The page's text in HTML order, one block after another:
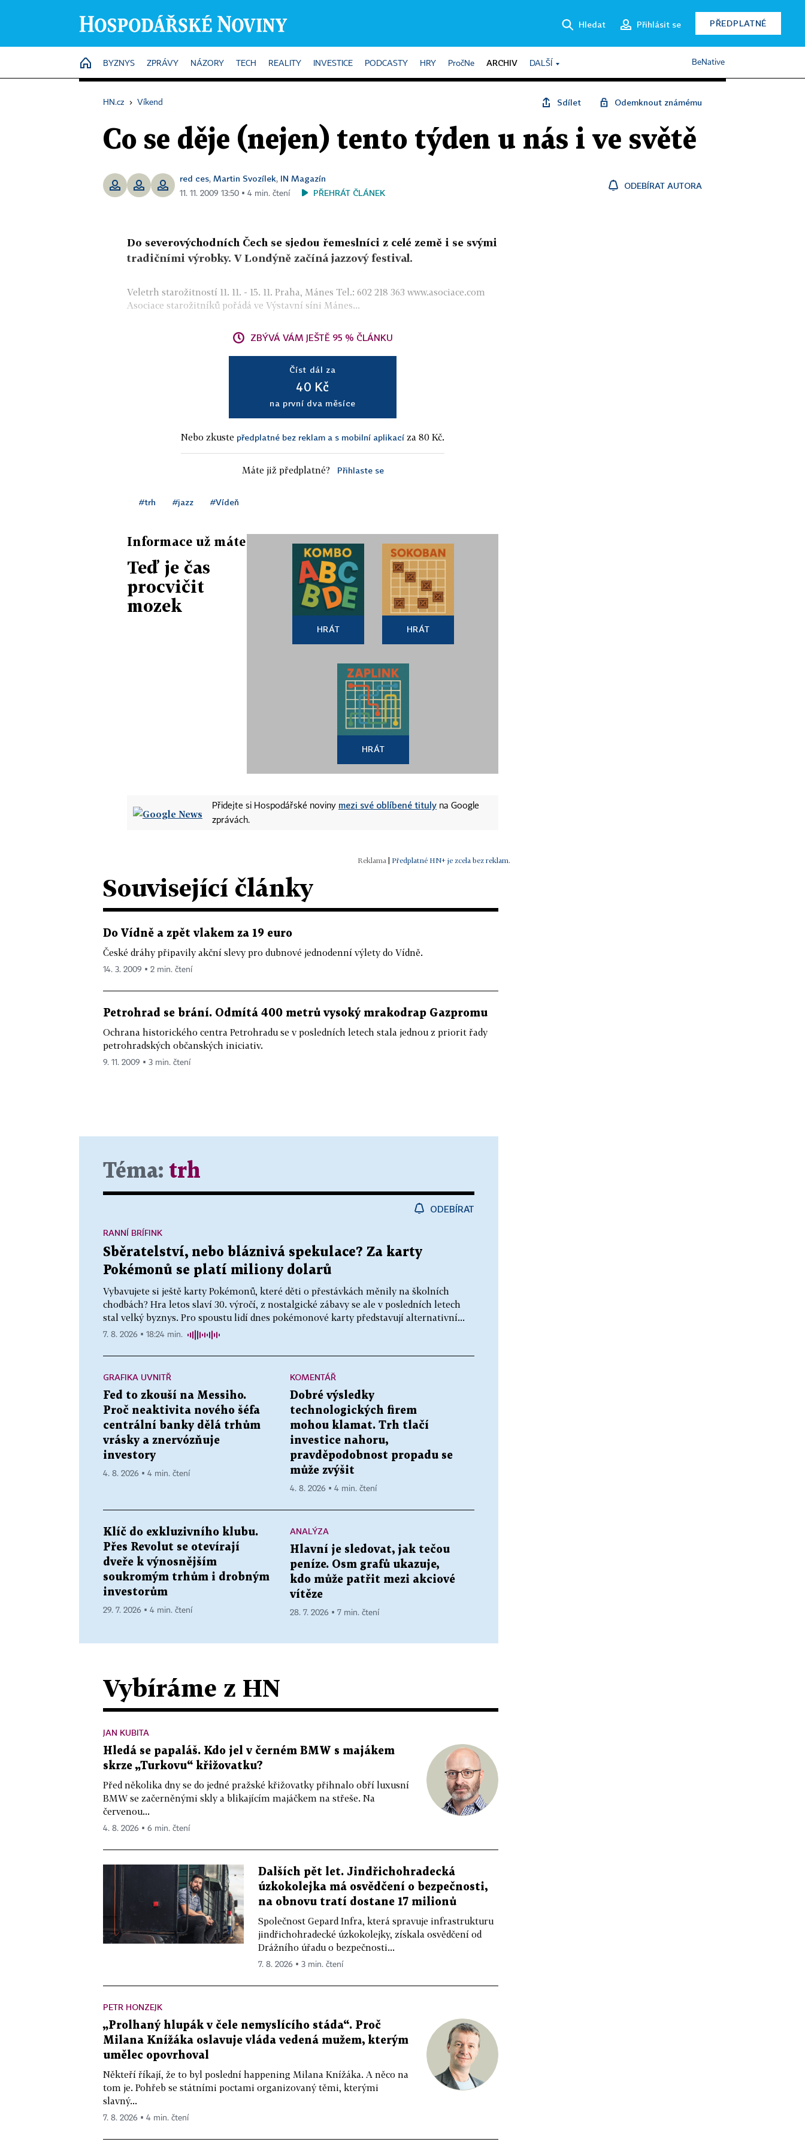
Hledat Přihlásit se PŘEDPLATNÉ
HOME
BYZNYS ZPRÁVY NÁZORY TECH REALITY INVESTICE PODCASTY HRY PročNe ARCHIV DALŠÍ BeNative
HN.cz › Víkend Sdílet Odemknout známému
Co se děje (nejen) tento týden u nás i ve světě
red ces, Martin Svozílek, IN Magazín
11. 11. 2009 13:50 ▪ 4 min. čtení PŘEHRÁT ČLÁNEK
ODEBÍRAT AUTORA
Do severovýchodních Čech se sjedou řemeslníci z celé země i se svými
tradičními výrobky. V Londýně začíná jazzový festival.
Veletrh starožitností 11. 11. - 15. 11. Praha, Mánes Tel.: 602 218 363 www.asociace.com
Asociace starožitníků pořádá ve Výstavní síni Mánes...
ZBÝVÁ VÁM JEŠTĚ 95 % ČLÁNKU
Číst dál za
40 Kč
na první dva měsíce
Nebo zkuste předplatné bez reklam a s mobilní aplikací za 80 Kč.
Máte již předplatné? Přihlaste se
#trh #jazz #Vídeň
Informace už máte
Teď je čas
procvičit
mozek
HRÁT HRÁT
HRÁT
Přidejte si Hospodářské noviny mezi své oblíbené tituly na Google
zprávách.
Předplatné HN+ je zcela bez reklam.
Související články
Do Vídně a zpět vlakem za 19 euro
České dráhy připavily akční slevy pro dubnové jednodenní výlety do Vídně.
14. 3. 2009 ▪ 2 min. čtení
Petrohrad se brání. Odmítá 400 metrů vysoký mrakodrap Gazpromu
Ochrana historického centra Petrohradu se v posledních letech stala jednou z priorit řady
petrohradských občanských iniciativ.
9. 11. 2009 ▪ 3 min. čtení
Téma: trh
ODEBÍRAT
Sběratelství, nebo bláznivá spekulace? Za karty
Pokémonů se platí miliony dolarů
Vybavujete si ještě karty Pokémonů, které děti o přestávkách měnily na školních
chodbách? Hra letos slaví 30. výročí, z nostalgické zábavy se ale v posledních letech
stal velký byznys. Pro spoustu lidí dnes pokémonové karty představují alternativní...
RANNÍ BRÍFINK
7. 8. 2026 ▪ 18:24 min.
GRAFIKA UVNITŘ
Fed to zkouší na Messiho.
Proč neaktivita nového šéfa
centrální banky dělá trhům
vrásky a znervózňuje
investory
4. 8. 2026 ▪ 4 min. čtení
KOMENTÁŘ
Dobré výsledky
technologických firem
mohou klamat. Trh tlačí
investice nahoru,
pravděpodobnost propadu se
může zvýšit
4. 8. 2026 ▪ 4 min. čtení
Klíč do exkluzivního klubu.
Přes Revolut se otevírají
dveře k výnosnějším
soukromým trhům i drobným
investorům
29. 7. 2026 ▪ 4 min. čtení
ANALÝZA
Hlavní je sledovat, jak tečou
peníze. Osm grafů ukazuje,
kdo může patřit mezi akciové
vítěze
28. 7. 2026 ▪ 7 min. čtení
Vybíráme z HN
JAN KUBITA
Hledá se papaláš. Kdo jel v černém BMW s majákem
skrze „Turkovu“ křižovatku?
Před několika dny se do jedné pražské křižovatky přihnalo obří luxusní
BMW se začerněnými skly a blikajícím majáčkem na střeše. Na
červenou...
4. 8. 2026 ▪ 6 min. čtení
Dalších pět let. Jindřichohradecká
úzkokolejka má osvědčení o bezpečnosti,
na obnovu tratí dostane 17 milionů
Společnost Gepard Infra, která spravuje infrastrukturu
jindřichohradecké úzkokolejky, získala osvědčení od
Drážního úřadu o bezpečnosti...
7. 8. 2026 ▪ 3 min. čtení
PETR HONZEJK
„Prolhaný hlupák v čele nemyslícího stáda“. Proč
Milana Knížáka oslavuje vláda vedená mužem, kterým
umělec opovrhoval
Někteří říkají, že to byl poslední happening Milana Knížáka. A něco na
tom je. Pohřeb se státními poctami organizovaný těmi, kterými
slavný...
7. 8. 2026 ▪ 4 min. čtení